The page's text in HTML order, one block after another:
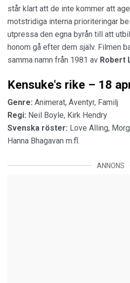
står klart att de inte kommer att
motstridiga interna prioriteringar
utpressa den egna byrån till att
honom gå efter dem själv. Filmen
samma namn från 1981 av Robert
Kensuke's rike – 18
Genre: Animerat, Äventyr, Familj
Regi: Neil Boyle, Kirk Hendry
Svenska röster: Love Alling,
Hanna Bhagavan m.fl.
ANNONS